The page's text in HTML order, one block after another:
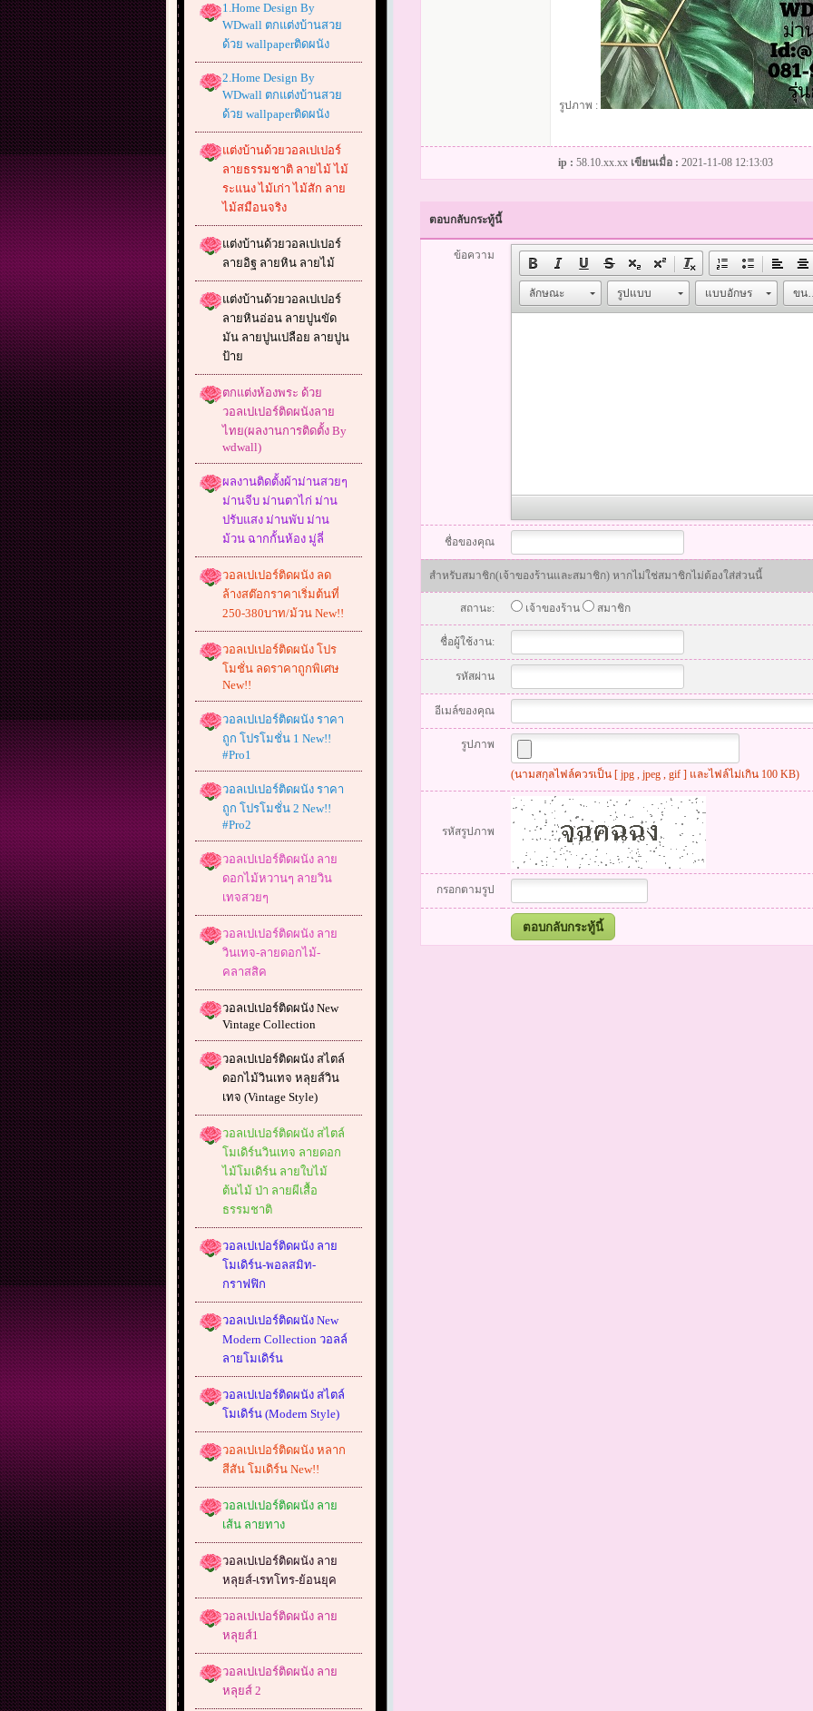
1.Home Design By
WDwall ตกแต่งบ้านสวย
ด้วย wallpaperติดผนัง
2.Home Design By
WDwall ตกแต่งบ้านสวย
ด้วย wallpaperติดผนัง
แต่งบ้านด้วยวอลเปเปอร์
ลายธรรมชาติ ลายไม้ ไม้
ระแนง ไม้เก่า ไม้สัก ลาย
ไม้สมือนจริง
แต่งบ้านด้วยวอลเปเปอร์
ลายอิฐ ลายหิน ลายไม้
แต่งบ้านด้วยวอลเปเปอร์
ลายหินอ่อน ลายปูนขัด
มัน ลายปูนเปลือย ลายปูน
ป้าย
ตกแต่งห้องพระ ด้วย
วอลเปเปอร์ติดผนังลาย
ไทย(ผลงานการติดตั้ง By
wdwall)
ผลงานติดตั้งผ้าม่านสวยๆ
ม่านจีบ ม่านตาไก่ ม่าน
ปรับแสง ม่านพับ ม่าน
ม้วน ฉากกั้นห้อง มู่ลี่
วอลเปเปอร์ติดผนัง ลด
ล้างสต๊อกราคาเริ่มต้นที่
250-380บาท/ม้วน New!!
วอลเปเปอร์ติดผนัง โปร
โมชั่น ลดราคาถูกพิเศษ
New!!
วอลเปเปอร์ติดผนัง ราคา
ถูก โปรโมชั่น 1 New!!
#Pro1
วอลเปเปอร์ติดผนัง ราคา
ถูก โปรโมชั่น 2 New!!
#Pro2
วอลเปเปอร์ติดผนัง ลาย
ดอกไม้หวานๆ ลายวิน
เทจสวยๆ
วอลเปเปอร์ติดผนัง ลาย
วินเทจ-ลายดอกไม้-
คลาสสิค
วอลเปเปอร์ติดผนัง New
Vintage Collection
วอลเปเปอร์ติดผนัง สไตล์
ดอกไม้วินเทจ หลุยส์วิน
เทจ (Vintage Style)
วอลเปเปอร์ติดผนัง สไตล์
โมเดิร์นวินเทจ ลายดอก
ไม้โมเดิร์น ลายใบไม้
ต้นไม้ ป่า ลายผีเสื้อ
ธรรมชาติ
วอลเปเปอร์ติดผนัง ลาย
โมเดิร์น-พอลสมิท-
กราฟฟิก
วอลเปเปอร์ติดผนัง New
Modern Collection วอลล์
ลายโมเดิร์น
วอลเปเปอร์ติดผนัง สไตล์
โมเดิร์น (Modern Style)
วอลเปเปอร์ติดผนัง หลาก
สีสัน โมเดิร์น New!!
วอลเปเปอร์ติดผนัง ลาย
เส้น ลายทาง
วอลเปเปอร์ติดผนัง ลาย
หลุยส์-เรทโทร-ย้อนยุค
วอลเปเปอร์ติดผนัง ลาย
หลุยส์1
วอลเปเปอร์ติดผนัง ลาย
หลุยส์ 2
รูปภาพ :
ip : 58.10.xx.xx เขียนเมื่อ : 2021-11-08 12:13:03
ตอบกลับกระทู้นี้
ข้อความ
ลักษณะ รูปแบบ แบบอักษร ข
ชื่อของคุณ
สำหรับสมาชิก(เจ้าของร้านและสมาชิก) หากไม่ใช่สมาชิกไม่ต้องใส่ส่วนนี้
สถานะ: เจ้าของร้าน สมาชิก
ชื่อผู้ใช้งาน:
รหัสผ่าน
อีเมล์ของคุณ
รูปภาพ
(นามสกุลไฟล์ควรเป็น [ jpg , jpeg , gif ] และไฟล์ไม่เกิน 100 KB)
รหัสรูปภาพ
กรอกตามรูป